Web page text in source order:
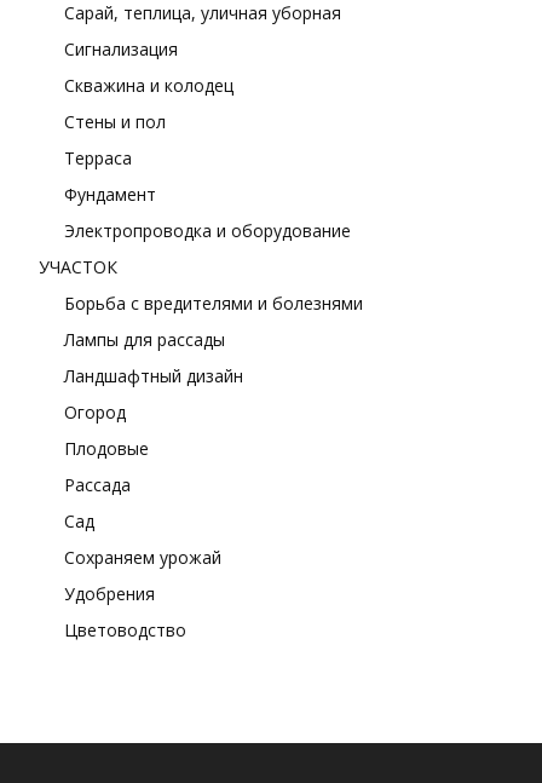
Сарай, теплица, уличная уборная
Сигнализация
Скважина и колодец
Стены и пол
Терраса
Фундамент
Электропроводка и оборудование
УЧАСТОК
Борьба с вредителями и болезнями
Лампы для рассады
Ландшафтный дизайн
Огород
Плодовые
Рассада
Сад
Сохраняем урожай
Удобрения
Цветоводство